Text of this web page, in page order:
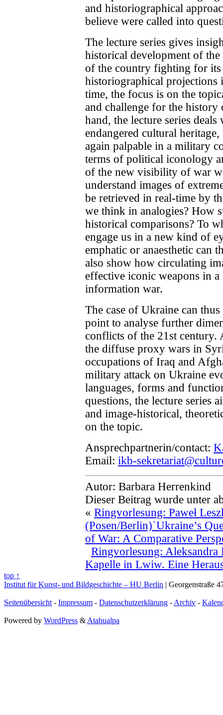
and historiographical
believe were called into
The lecture series gives
historical development of
of the country fighting for its
historiographical projections
time, the focus is on the
and challenge for the history
hand, the lecture series
endangered cultural
again palpable in a military
terms of political iconology
of the new visibility of war
understand images of
be retrieved in real-time by
we think in analogies? How
historical comparisons? To
engage us in a new kind of
emphatic or anaesthetic can
also show how circulating
effective iconic weapons in
information war.
The case of Ukraine can
point to analyse further
conflicts of the 21st century.
the diffuse proxy wars in
occupations of Iraq and
military attack on Ukraine
languages, forms and
questions, the lecture series
and image-historical,
on the topic.
Ansprechpartnerin/contact:
Email: ikb-
Autor: Barbara Herrenkind
Dieser Beitrag wurde unter
« Ringvorlesung: Paweł
(Posen/Berlin)`Ukraine’s
of War: A Comparative
Ringvorlesung:
Kapelle in Lwiw. Eine
top ↑
Institut für Kunst- und Bildgeschichte – HU Berlin | Georgenstraße
Seitenübersicht - Impressum - Datenschutzerklärung - Archiv -
Powered by WordPress & Atahualpa